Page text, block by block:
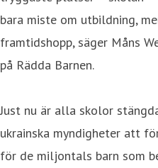
bara miste om utbildning,
framtidshopp, säger Måns
på Rädda Barnen.
Just nu är alla skolor
ukrainska myndigheter att
för de miljontals barn som